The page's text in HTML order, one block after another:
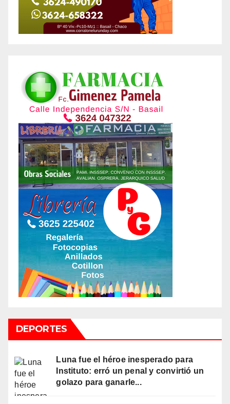
DEPORTES
Luna fue el héroe inesperado para
Instituto: erró un penal y convirtió un
golazo para ganarle...